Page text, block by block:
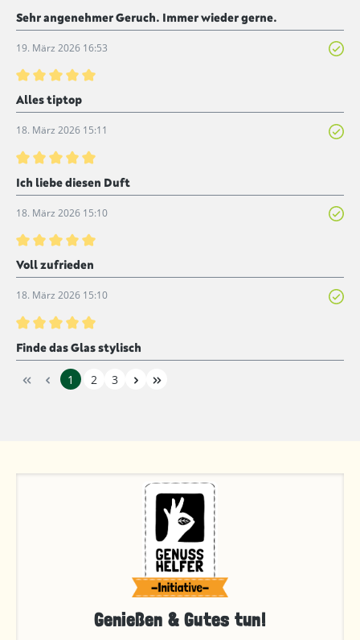
Bewertung mit 5 von 5 Sternen
Sehr angenehmer Geruch. Immer wieder gerne.
19. März 2026 16:53
Bewertung mit 5 von 5 Sternen
Alles tiptop
18. März 2026 15:11
Bewertung mit 5 von 5 Sternen
Ich liebe diesen Duft
18. März 2026 15:10
Bewertung mit 5 von 5 Sternen
Voll zufrieden
18. März 2026 15:10
Bewertung mit 5 von 5 Sternen
Finde das Glas stylisch
1 2 3
Genießen & Gutes tun!